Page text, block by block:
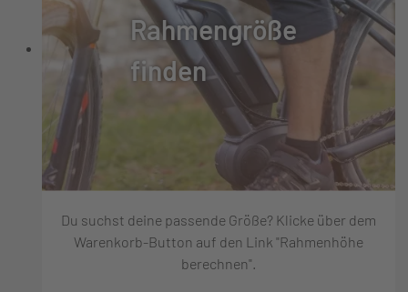
Rahmengröße
finden
Du suchst deine passende Größe? Klicke über dem
Warenkorb-Button auf den Link "Rahmenhöhe
berechnen".